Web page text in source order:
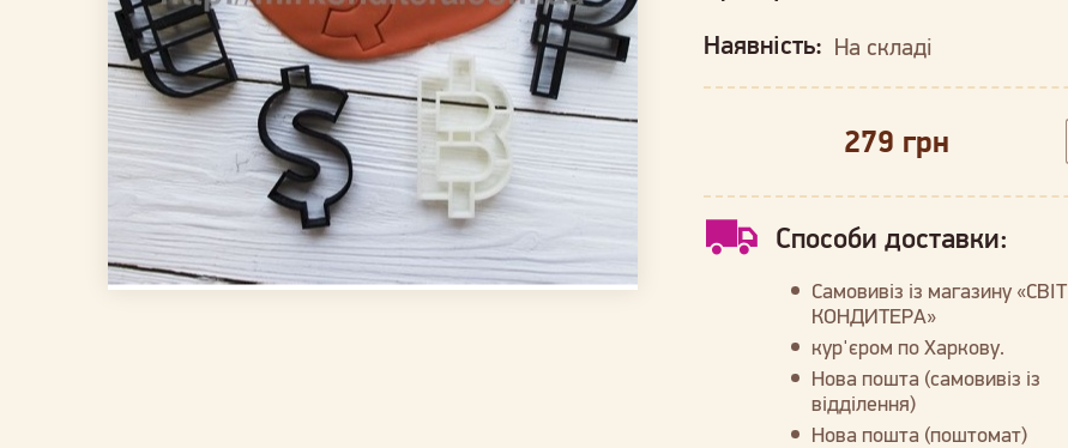
Наявність: На складі
279 грн
Способи доставки:
Самовивіз із магазину «СВІТ
КОНДИТЕРА»
кур'єром по Харкову.
Нова пошта (самовивіз із
відділення)
Нова пошта (поштомат)